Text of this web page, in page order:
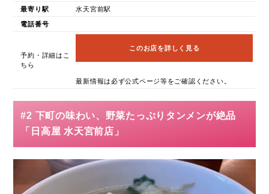
最寄り駅 水天宮前駅
電話番号
予約・詳細はこ
ちら
このお店を詳しく見る
最新情報は必ず公式ページ等をご確認ください。
#2 下町の味わい、野菜たっぷりタンメンが絶品
「日高屋 水天宮前店」